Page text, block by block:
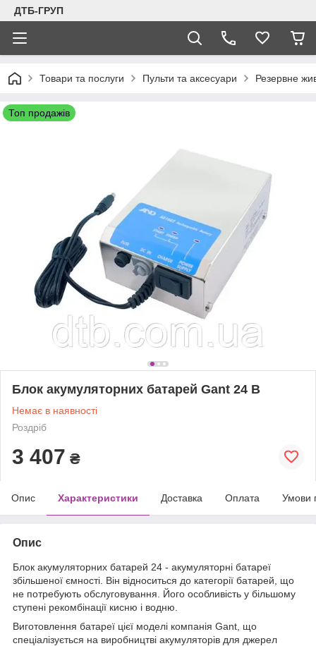
ДТБ-ГРУП
Товари та послуги Пульти та аксесуари Резервне
Топ продажів
Блок акумуляторних батарей Gant 24 В
Немає в наявності
Роздріб
3 407 ₴
Опис Характеристики Доставка Оплата Умови
Опис
Блок акумуляторних батарей 24 - акумуляторні батареї
збільшеної ємності. Він відноситься до категорії батарей, що
не потребують обслуговування. Його особливість у більшому
ступені рекомбінації кисню і водню.
Виготовлення батареї цієї моделі компанія Gant, що
спеціалізується на виробництві акумуляторів для джерел